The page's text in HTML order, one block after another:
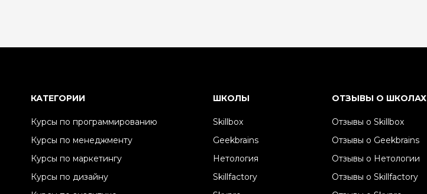
КАТЕГОРИИ
Курсы по программированию
Курсы по менеджменту
Курсы по маркетингу
Курсы по дизайну
ШКОЛЫ
Skillbox
Geekbrains
Нетология
Skillfactory
ОТЗЫВЫ О ШКОЛАХ
Отзывы о Skillbox
Отзывы о Geekbrains
Отзывы о Нетологии
Отзывы о Skillfactory